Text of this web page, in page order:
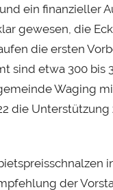
ein finanzieller
gewesen, die
die ersten
sind etwa 300
Waging
die
der